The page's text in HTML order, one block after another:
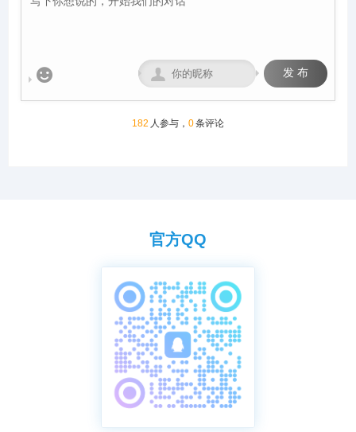
系，覆盖200公里至500公里
不同竞翔距离，满足各类参赛
羽赛鸽。从配件设施到饲养团
4.5米，确保干燥通风。我们
致力于以顶级设施与科学管
就每一羽翱翔。
 发 布

182 人参与， 0条评论
官方QQ